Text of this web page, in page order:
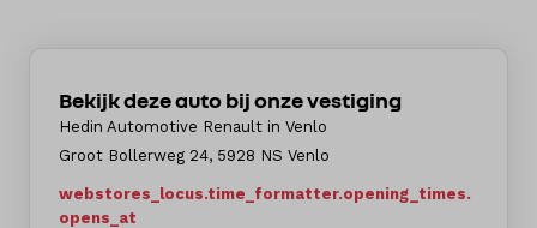
Bekijk deze auto bij onze vestiging
Hedin Automotive Renault in Venlo
Groot Bollerweg 24, 5928 NS Venlo
webstores_locus.time_formatter.opening_times.
opens_at